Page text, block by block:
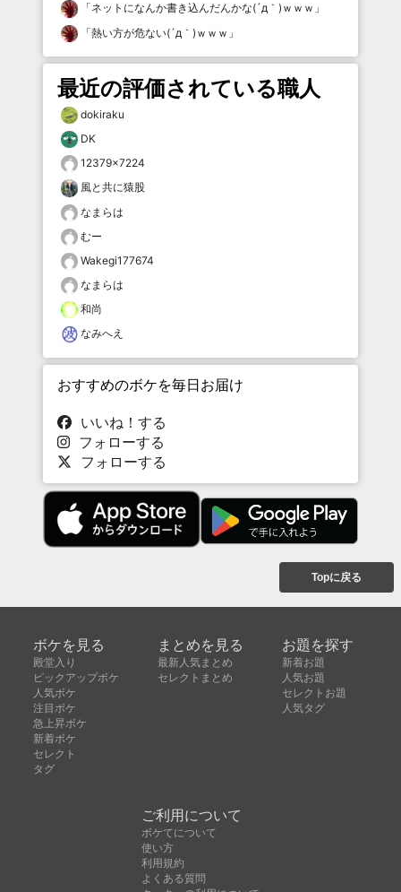
「ネットになんか書き込んだんかな(´д｀)ｗｗｗ 」
「熱い方が危ない(´д｀)ｗｗｗ 」
最近の評価されている職人
dokiraku
DK
12379×7224
風と共に猿股
なまらは
むー
Wakegi177674
なまらは
和尚
なみへえ
おすすめのボケを毎日お届け
いいね！する
フォローする
フォローする
Topに戻る
ボケを見る
殿堂入り
ピックアップボケ
人気ボケ
注目ボケ
急上昇ボケ
新着ボケ
セレクト
タグ
まとめを見る
最新人気まとめ
セレクトまとめ
お題を探す
新着お題
人気お題
セレクトお題
人気タグ
ご利用について
ボケてについて
使い方
利用規約
よくある質問